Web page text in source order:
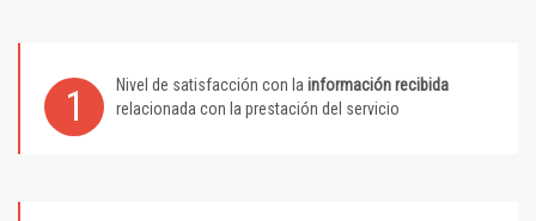
1 Nivel de satisfacción con la información recibida
relacionada con la prestación del servicio